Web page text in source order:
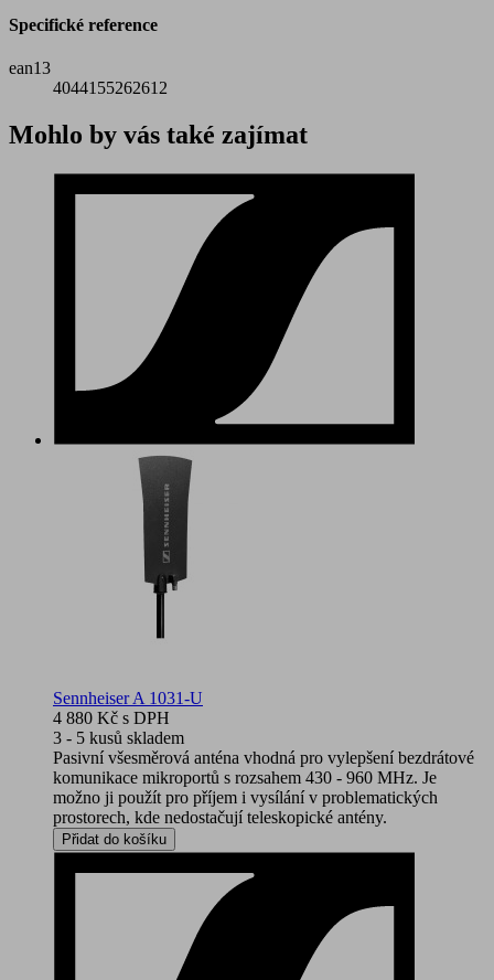
Specifické reference
ean13
4044155262612
Mohlo by vás také zajímat
Sennheiser A 1031-U
4 880 Kč s DPH
3 - 5 kusů skladem
Pasivní všesměrová anténa vhodná pro vylepšení bezdrátové
komunikace mikroportů s rozsahem 430 - 960 MHz. Je
možno ji použít pro příjem i vysílání v problematických
prostorech, kde nedostačují teleskopické antény.
Přidat do košíku